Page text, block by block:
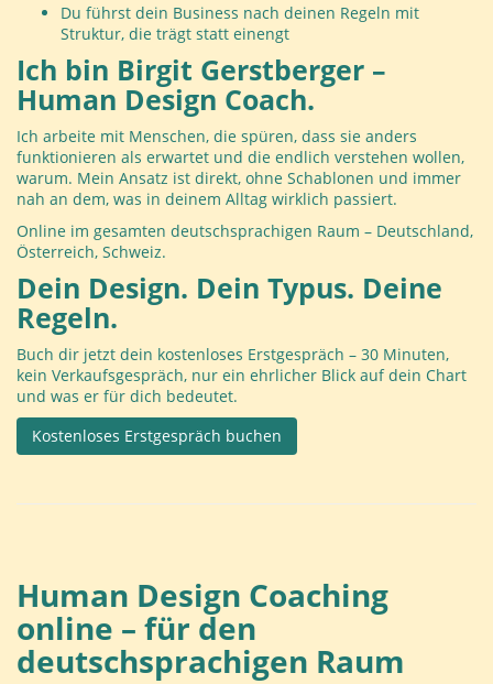
Du führst dein Business nach deinen Regeln mit
Struktur, die trägt statt einengt
Ich bin Birgit Gerstberger –
Human Design Coach.
Ich arbeite mit Menschen, die spüren, dass sie anders
funktionieren als erwartet und die endlich verstehen wollen,
warum. Mein Ansatz ist direkt, ohne Schablonen und immer
nah an dem, was in deinem Alltag wirklich passiert.
Online im gesamten deutschsprachigen Raum – Deutschland,
Österreich, Schweiz.
Dein Design. Dein Typus. Deine
Regeln.
Buch dir jetzt dein kostenloses Erstgespräch – 30 Minuten,
kein Verkaufsgespräch, nur ein ehrlicher Blick auf dein Chart
und was er für dich bedeutet.
Kostenloses Erstgespräch buchen
Human Design Coaching
online – für den
deutschsprachigen Raum